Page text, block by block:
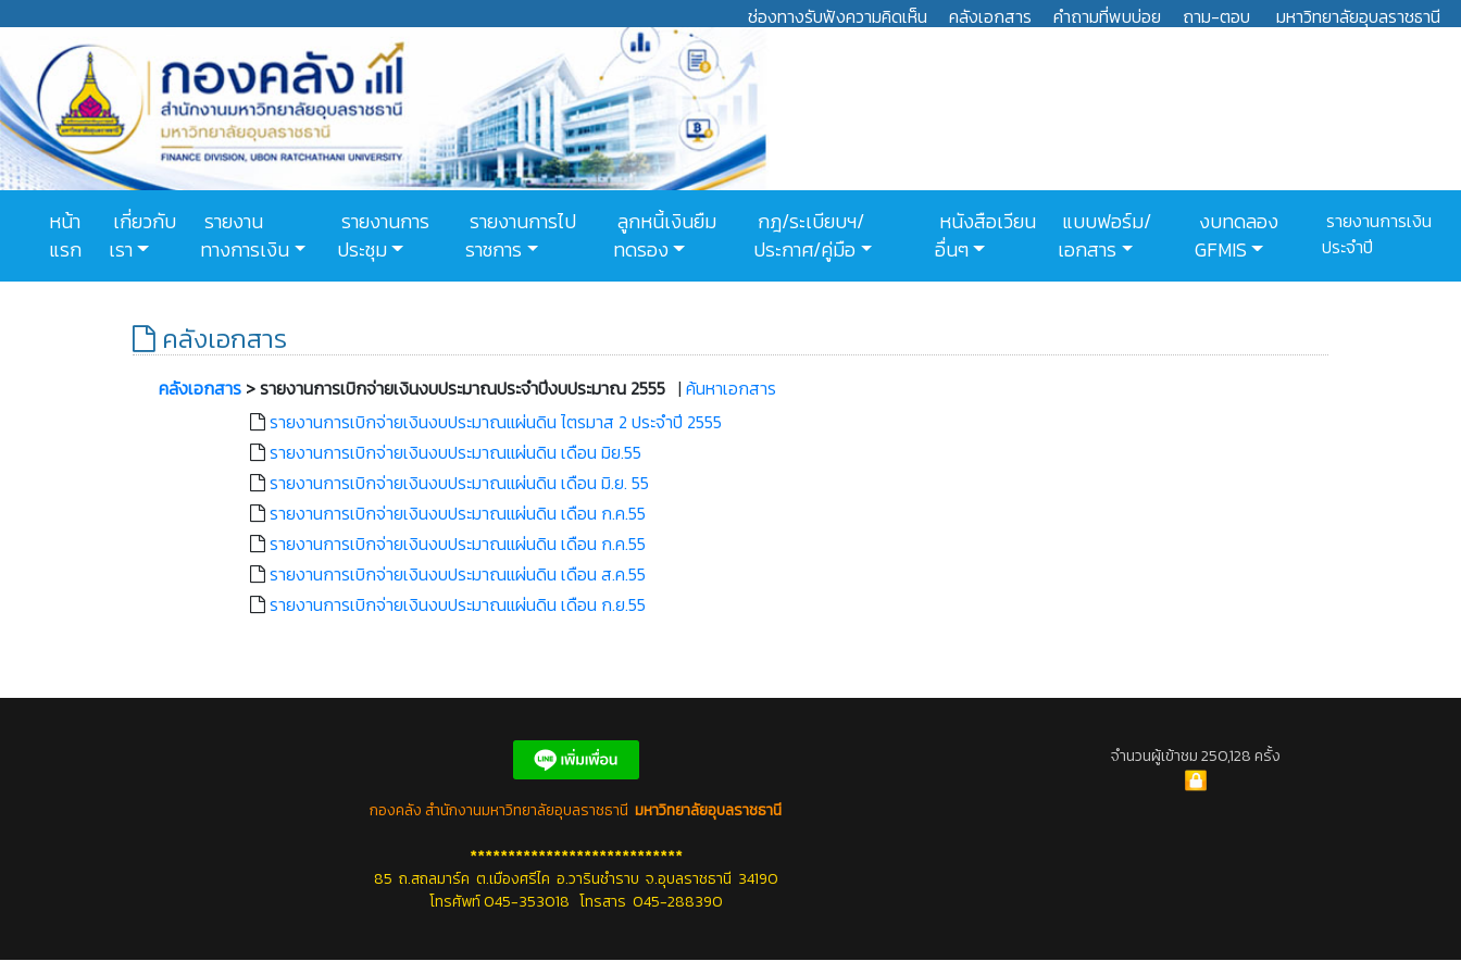
ช่องทางรับฟังความคิดเห็น คลังเอกสาร คำถามที่พบบ่อย ถาม-ตอบ มหาวิทยาลัยอุบลราชธานี
หน้า
แรก
เกี่ยวกับ
เรา
รายงาน
ทางการเงิน
รายงานการ
ประชุม
รายงานการไป
ราชการ
ลูกหนี้เงินยืม
ทดรอง
กฎ/ระเบียบฯ/
ประกาศ/คู่มือ
หนังสือเวียน
อื่นๆ
แบบฟอร์ม/
เอกสาร
งบทดลอง
GFMIS
รายงานการเงิน
ประจำปี
คลังเอกสาร
คลังเอกสาร > รายงานการเบิกจ่ายเงินงบประมาณประจำปีงบประมาณ 2555 | ค้นหาเอกสาร
รายงานการเบิกจ่ายเงินงบประมาณแผ่นดิน ไตรมาส 2 ประจำปี 2555
รายงานการเบิกจ่ายเงินงบประมาณแผ่นดิน เดือน มิ.ย. 55
รายงานการเบิกจ่ายเงินงบประมาณแผ่นดิน เดือน ก.ค.55
รายงานการเบิกจ่ายเงินงบประมาณแผ่นดิน เดือน ก.ค.55
รายงานการเบิกจ่ายเงินงบประมาณแผ่นดิน เดือน ส.ค.55
รายงานการเบิกจ่ายเงินงบประมาณแผ่นดิน เดือน ก.ย.55
กองคลัง สำนักงานมหาวิทยาลัยอุบลราชธานี มหาวิทยาลัยอุบลราชธานี
****************************
85 ถ.สถลมาร์ค ต.เมืองศรีไค อ.วารินชำราบ จ.อุบลราชธานี 34190
โทรศัพท์ 045-353018 โทรสาร 045-288390
จำนวนผู้เข้าชม 250,128 ครั้ง